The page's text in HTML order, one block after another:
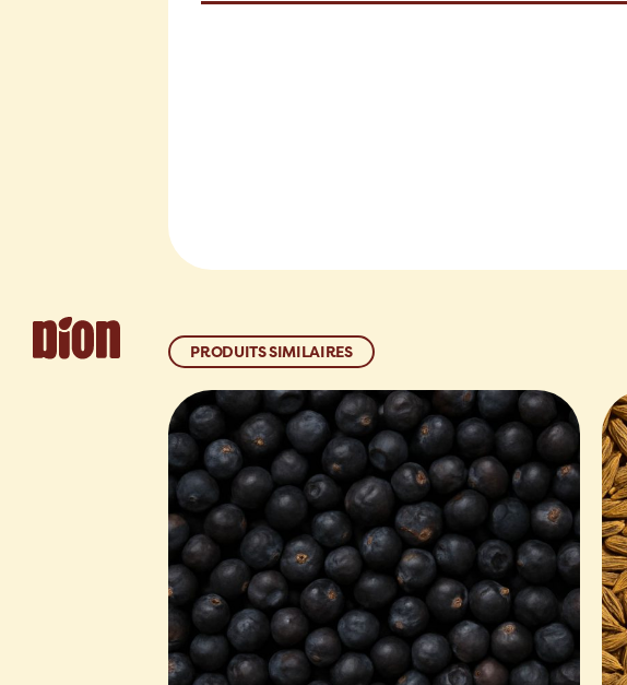
PRODUITS SIMILAIRES